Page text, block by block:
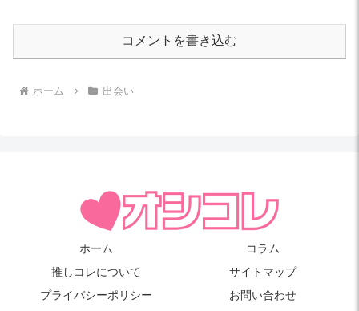
コメントを書き込む
ホーム 出会い
ホーム
コラム
推しコレについて
サイトマップ
プライバシーポリシー
お問い合わせ